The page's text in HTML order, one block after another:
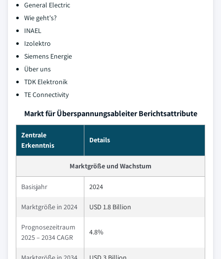
General Electric
Wie geht's?
INAEL
Izolektro
Siemens Energie
Über uns
TDK Elektronik
TE Connectivity
Markt für Überspannungsableiter Berichtsattribute
Zentrale
Erkenntnis
Details
Marktgröße und Wachstum
Basisjahr 2024
Marktgröße in 2024 USD 1.8 Billion
Prognosezeitraum
2025 – 2034 CAGR
4.8%